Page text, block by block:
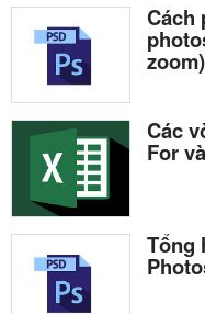
Cách
zoom)
Các
For
Tổng